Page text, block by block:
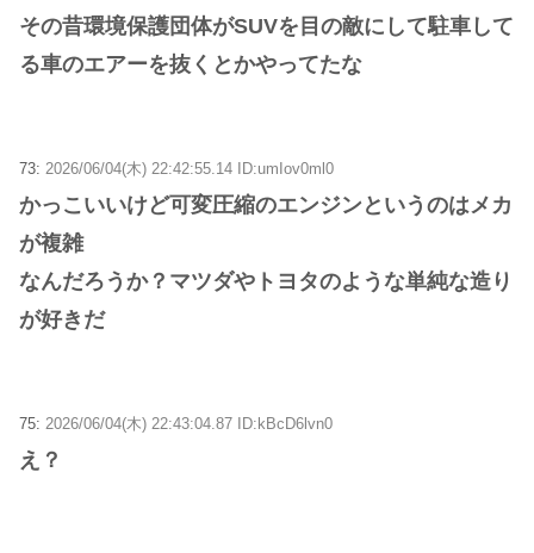
その昔環境保護団体がSUVを目の敵にして駐車して
る車のエアーを抜くとかやってたな
73: 2026/06/04(木) 22:42:55.14 ID:umIov0ml0
かっこいいけど可変圧縮のエンジンというのはメカ
が複雑
なんだろうか？マツダやトヨタのような単純な造り
が好きだ
75: 2026/06/04(木) 22:43:04.87 ID:kBcD6lvn0
え？